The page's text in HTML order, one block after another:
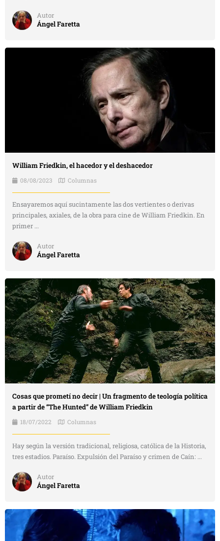
Autor
Ángel Faretta
William Friedkin, el hacedor y el deshacedor
08/08/2023 Columnas
Ensayaremos aquí sucintamente las dos vertientes o derivas
principales, axiales, de la obra para cine de William Friedkin. En
primer ...
Autor
Ángel Faretta
Cosas que prometí no decir | Un fragmento de teología política
a partir de “The Hunted” de William Friedkin
18/07/2022 Columnas
Hay según la versión tradicional, religiosa, católica de la Historia,
tres estadios. Paraíso. Expulsión del Paraíso y crimen de Caín: ...
Autor
Ángel Faretta